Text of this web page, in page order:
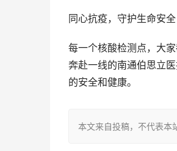
同心抗疫，守护生命安全
每一个核酸检测点，大
奔赴一线的南通伯思立
的安全和健康。
本文来自投稿，不代表